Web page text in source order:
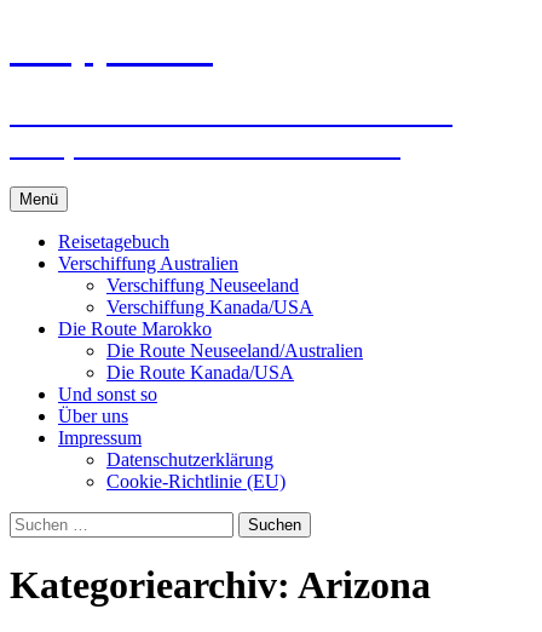
Menü
Reisetagebuch
Verschiffung Australien
Verschiffung Neuseeland
Verschiffung Kanada/USA
Die Route Marokko
Die Route Neuseeland/Australien
Die Route Kanada/USA
Und sonst so
Über uns
Impressum
Datenschutzerklärung
Cookie-Richtlinie (EU)
Suchen
nach:
Kategoriearchiv: Arizona